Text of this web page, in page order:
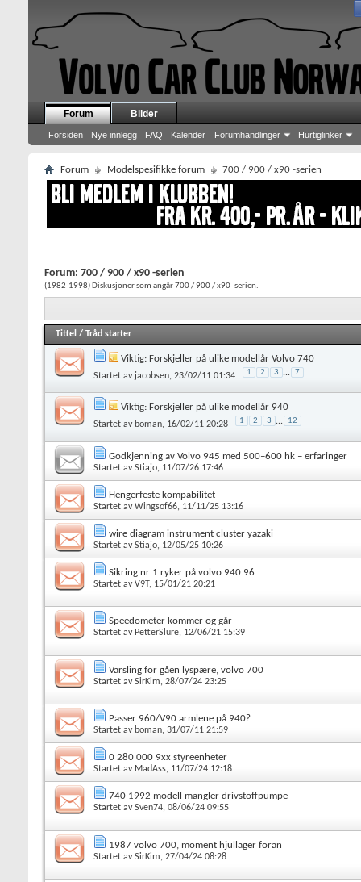
Forum
Forsiden Nye innlegg FAQ Kalender Forumhandlinger Hurtiglinker
Bilder
Forum Modelspesifikke forum 700 / 900 / x90 -serien
Forum: 700 / 900 / x90 -serien
(1982-1998) Diskusjoner som angår 700 / 900 / x90 -serien.
Tittel / Tråd starter
Viktig: Forskjeller på ulike modellår Volvo 740
Startet av jacobsen, 23/02/11 01:34 1 2 3 ... 7
Viktig: Forskjeller på ulike modellår 940
Startet av boman, 16/02/11 20:28 1 2 3 ... 12
Godkjenning av Volvo 945 med 500–600 hk – erfaringer
Startet avStiajo, 11/07/26 17:46
Hengerfeste kompabilitet
Startet avWingsof66, 11/11/25 13:16
wire diagram instrument cluster yazaki
Startet avStiajo, 12/05/25 10:26
Sikring nr 1 ryker på volvo 940 96
Startet avV9T, 15/01/21 20:21
Speedometer kommer og går
Startet av PetterSlure, 12/06/21 15:39
Varsling for gåen lyspære, volvo 700
Startet avSirKim, 28/07/24 23:25
Passer 960/V90 armlene på 940?
Startet av boman, 31/07/11 21:59
0 280 000 9xx styreenheter
Startet av MadAss, 11/07/24 12:18
740 1992 modell mangler drivstoffpumpe
Startet avSven74, 08/06/24 09:55
1987 volvo 700, moment hjullager foran
Startet avSirKim, 27/04/24 08:28